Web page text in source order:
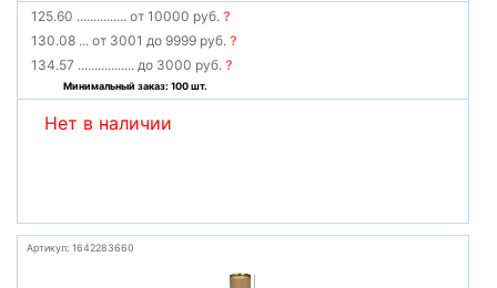
125.60 ............... от 10000 руб.?
130.08 ... от 3001 до 9999 руб.?
134.57 ................. до 3000 руб.?
Минимальный заказ: 100 шт.
Нет в наличии
Артикул: 1642283660